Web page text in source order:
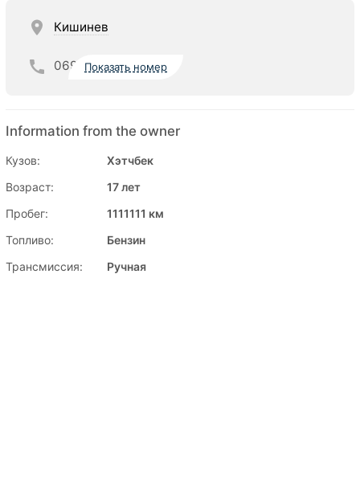
Кишинев
069 Показать номер
Information from the owner
Кузов:
Хэтчбек
Возраст:
17 лет
Пробег:
1111111 км
Топливо:
Бензин
Трансмиссия:
Ручная